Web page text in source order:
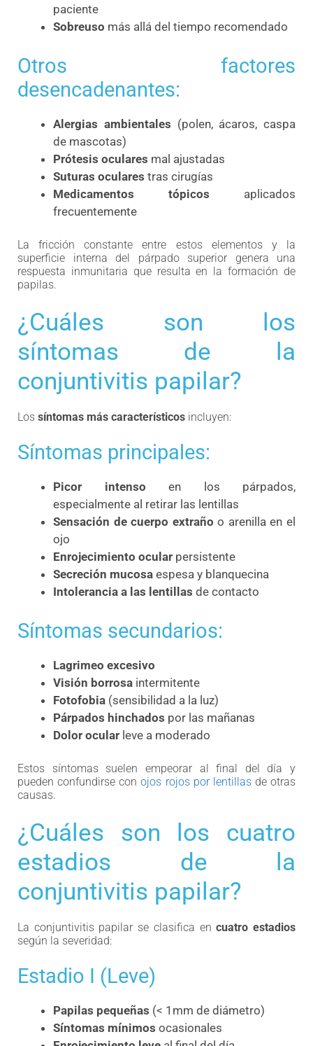
paciente
Sobreuso más allá del tiempo recomendado
Otros factores
desencadenantes:
Alergias ambientales (polen, ácaros, caspa
de mascotas)
Prótesis oculares mal ajustadas
Suturas oculares tras cirugías
Medicamentos tópicos aplicados
frecuentemente
La fricción constante entre estos elementos y la
superficie interna del párpado superior genera una
respuesta inmunitaria que resulta en la formación de
papilas.
¿Cuáles son los
síntomas de la
conjuntivitis papilar?
Los síntomas más característicos incluyen:
Síntomas principales:
Picor intenso en los párpados,
especialmente al retirar las lentillas
Sensación de cuerpo extraño o arenilla en el
ojo
Enrojecimiento ocular persistente
Secreción mucosa espesa y blanquecina
Intolerancia a las lentillas de contacto
Síntomas secundarios:
Lagrimeo excesivo
Visión borrosa intermitente
Fotofobia (sensibilidad a la luz)
Párpados hinchados por las mañanas
Dolor ocular leve a moderado
Estos síntomas suelen empeorar al final del día y
pueden confundirse conojos rojos por lentillasde otras
causas.
¿Cuáles son los cuatro
estadios de la
conjuntivitis papilar?
La conjuntivitis papilar se clasifica encuatro estadios
según la severidad:
Estadio I (Leve)
Papilas pequeñas (< 1mm de diámetro)
Síntomas mínimos ocasionales